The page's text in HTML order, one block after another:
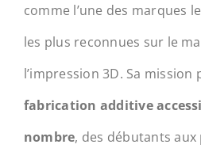
comme l’une des marques
les plus reconnues sur le
l’impression 3D. Sa mission
fabrication additive
nombre, des débutants